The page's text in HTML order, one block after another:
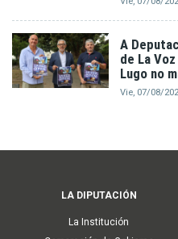
A
de La
Lugo no
Vie, 07/08/
navigation
LA DIPUTACIÓN
La Institución